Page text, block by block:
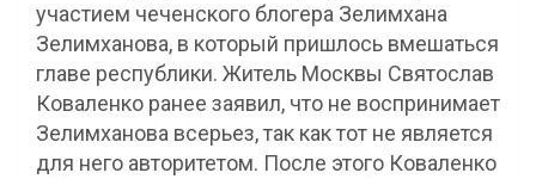
участием чеченского блогера Зелимхана
Зелимханова, в который пришлось вмешаться
главе республики. Житель Москвы Святослав
Коваленко ранее заявил, что не воспринимает
Зелимханова всерьез, так как тот не является
для него авторитетом. После этого Коваленко